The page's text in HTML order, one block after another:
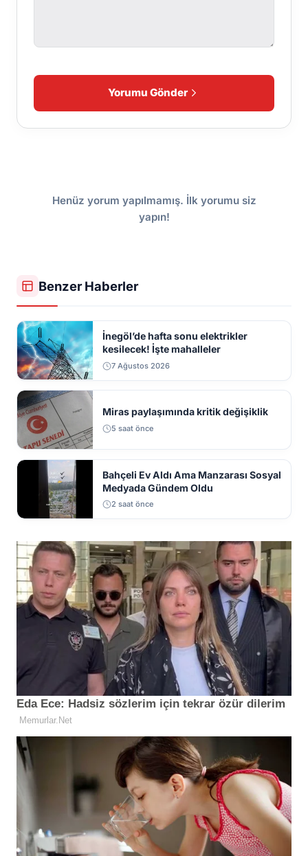
Yorumu Gönder
Henüz yorum yapılmamış. İlk yorumu siz
yapın!
Benzer Haberler
İnegöl’de hafta sonu elektrikler
kesilecek! İşte mahalleler
7 Ağustos 2026
Miras paylaşımında kritik değişiklik
5 saat önce
Bahçeli Ev Aldı Ama Manzarası Sosyal
Medyada Gündem Oldu
2 saat önce